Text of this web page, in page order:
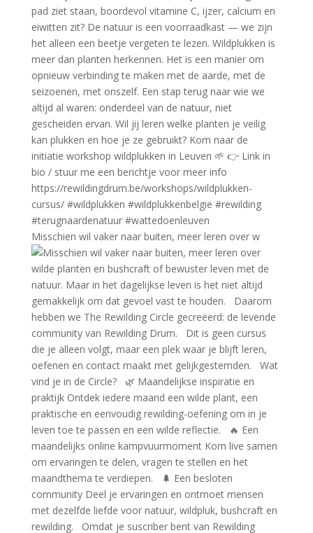
Misschien wil vaker naar buiten, meer leren over w